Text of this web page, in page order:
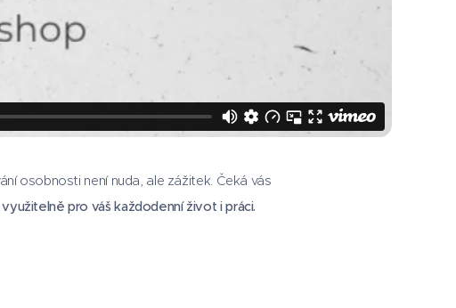
osobnosti není nuda, ale zážitek. Čeká vás
pro váš každodenní život i práci.